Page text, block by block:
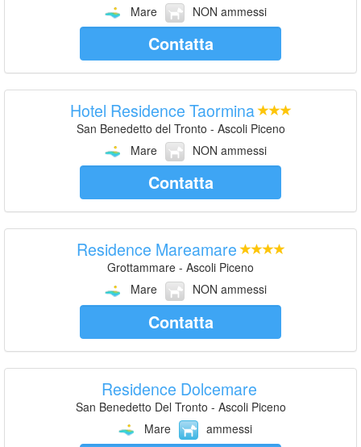
Mare
NON ammessi
Contatta
Hotel Residence Taormina
San Benedetto del Tronto - Ascoli Piceno
Mare
NON ammessi
Contatta
Residence Mareamare
Grottammare - Ascoli Piceno
Mare
NON ammessi
Contatta
Residence Dolcemare
San Benedetto Del Tronto - Ascoli Piceno
Mare
ammessi